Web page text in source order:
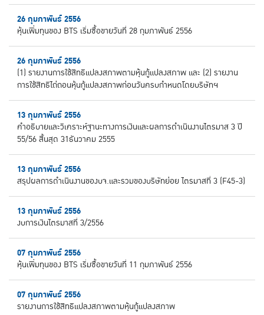
26 กุมภาพันธ์ 2556
หุ้นเพิ่มทุนของ BTS เริ่มซื้อขายวันที่ 28 กุมภาพันธ์ 2556
26 กุมภาพันธ์ 2556
(1) รายงานการใช้สิทธิแปลงสภาพตามหุ้นกู้แปลงสภาพ และ (2) รายงาน
การใช้สิทธิไถ่ถอนหุ้นกู้แปลงสภาพก่อนวันครบกำหนดโดยบริษัทฯ
13 กุมภาพันธ์ 2556
คำอธิบายและวิเคราะห์ฐานะทางการเงินและผลการดำเนินงานไตรมาส 3 ปี
55/56 สิ้นสุด 31ธันวาคม 2555
13 กุมภาพันธ์ 2556
สรุปผลการดำเนินงานของบจ.และรวมของบริษัทย่อย ไตรมาสที่ 3 (F45-3)
13 กุมภาพันธ์ 2556
งบการเงินไตรมาสที่ 3/2556
07 กุมภาพันธ์ 2556
หุ้นเพิ่มทุนของ BTS เริ่มซื้อขายวันที่ 11 กุมภาพันธ์ 2556
07 กุมภาพันธ์ 2556
รายงานการใช้สิทธิแปลงสภาพตามหุ้นกู้แปลงสภาพ